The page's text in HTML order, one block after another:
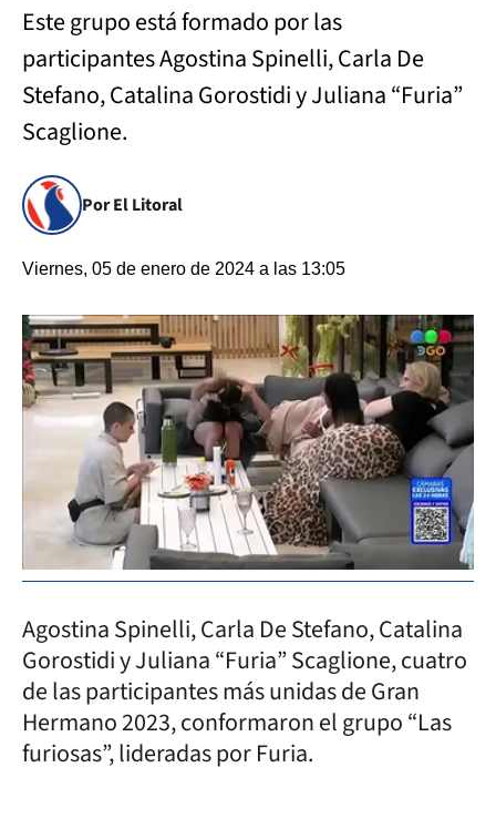
Este grupo está formado por las
participantes Agostina Spinelli, Carla De
Stefano, Catalina Gorostidi y Juliana “Furia”
Scaglione.
Por El Litoral
Viernes, 05 de enero de 2024 a las 13:05
Agostina Spinelli, Carla De Stefano, Catalina
Gorostidi y Juliana “Furia” Scaglione, cuatro
de las participantes más unidas de Gran
Hermano 2023, conformaron el grupo “Las
furiosas”, lideradas por Furia.